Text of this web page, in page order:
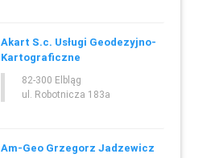
Akart S.c. Usługi Geodezyjno-
Kartograficzne
82-300 Elbląg
ul. Robotnicza 183a
Am-Geo Grzegorz Jadzewicz